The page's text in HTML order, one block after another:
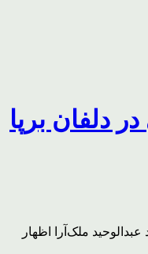
دلفان برپا
ملک‌آرا اظهار